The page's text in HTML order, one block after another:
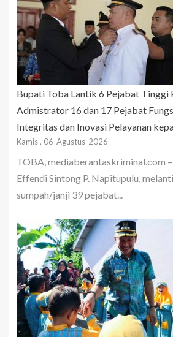
Bupati Toba Lantik 6 Pejabat Tinggi
Admistrator 16 dan 17 Pejabat
Integritas dan Inovasi Pelayanan
Kamis , 06-Agustus-2026
TOBA, mediaberantaskriminal.com
Effendi Sintong P. Napitupulu,
sumpah/janji 39 pejabat...